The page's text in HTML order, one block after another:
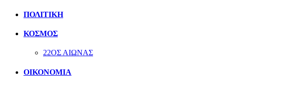
ΠΟΛΙΤΙΚΗ
ΚΟΣΜΟΣ
22ΟΣ ΑΙΩΝΑΣ
ΟΙΚΟΝΟΜΙΑ